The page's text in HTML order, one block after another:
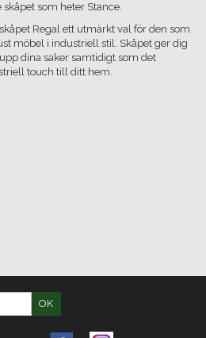
som heter Stance.
Regal ett utmärkt val för den som
möbel i industriell stil. Skåpet ger dig
dina saker samtidigt som det
touch till ditt hem.
OK